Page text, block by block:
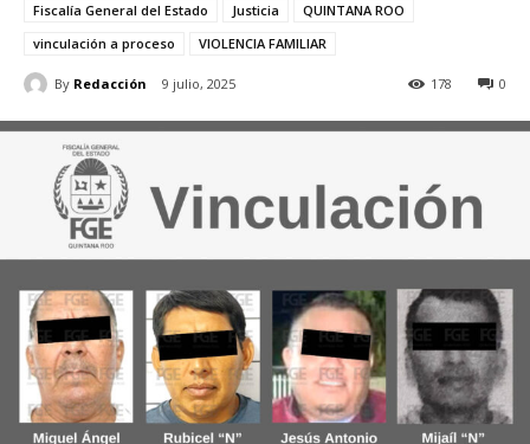
Fiscalía General del Estado
Justicia
QUINTANA ROO
vinculación a proceso
VIOLENCIA FAMILIAR
By Redacción 9 julio, 2025 0
178